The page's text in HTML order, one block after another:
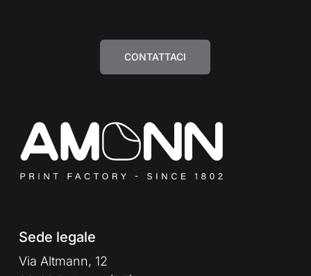
CONTATTACI
Sede legale
Via Altmann, 12